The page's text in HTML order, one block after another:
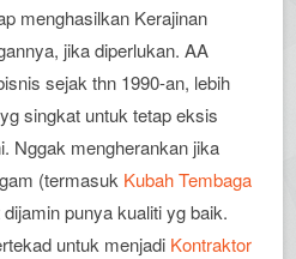
menghasilkan Kerajinan
jika diperlukan. AA
sejak thn 1990-an, lebih
singkat untuk tetap eksis
Nggak mengherankan jika
(termasuk Kubah Tembaga
punya kualiti yg baik.
untuk menjadi Kontraktor